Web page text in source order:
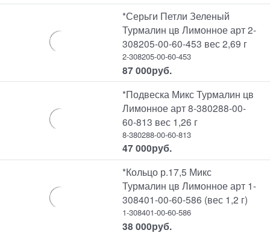
*Серьги Петли Зеленый
Турмалин цв Лимонное арт 2-
308205-00-60-453 вес 2,69 г
2-308205-00-60-453
87 000руб.
*Подвеска Микс Турмалин цв
Лимонное арт 8-380288-00-
60-813 вес 1,26 г
8-380288-00-60-813
47 000руб.
*Кольцо р.17,5 Микс
Турмалин цв Лимонное арт 1-
308401-00-60-586 (вес 1,2 г)
1-308401-00-60-586
38 000руб.